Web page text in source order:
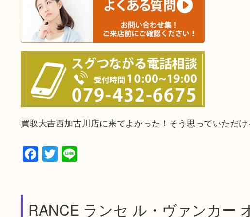
買取大吉西加古川店に来てよかった！そう思っていただけ
Facebook
Twitter
Line
RANCE ランセ ル・ヴァンカー